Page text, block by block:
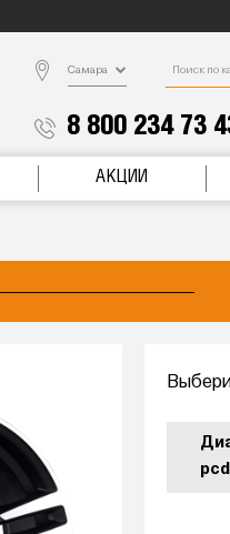
Самара
8 800 234 73
АКЦИИ
pcd